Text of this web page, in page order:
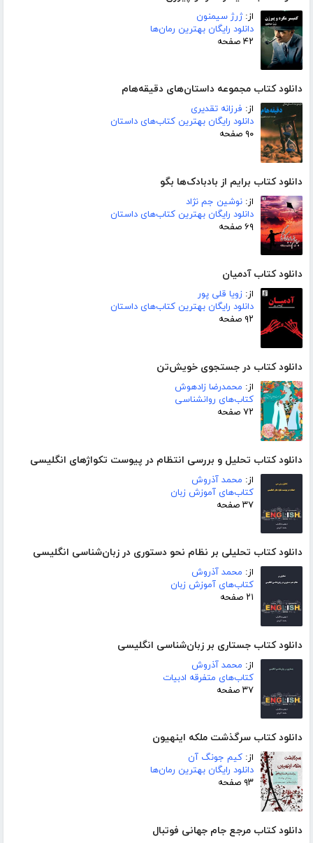
از:ژرژ سیمنون
دانلود رایگان بهترین رمان‌ها
۴۲ صفحه
دانلود کتاب مجموعه داستان‌های دقیقه‌هام
از: فرزانه تقدیری
دانلود رایگان بهترین کتاب‌های داستان
۹۰ صفحه
دانلود کتاب برایم از بادبادک‌ها بگو
از: نوشین جم نژاد
دانلود رایگان بهترین کتاب‌های داستان
۶۹ صفحه
دانلود کتاب آدمیان
از: زویا قلی پور
دانلود رایگان بهترین کتاب‌های داستان
۹۲ صفحه
دانلود کتاب در جستجوی خویش‌تن
از: محمدرضا زادهوش
کتاب‌های روانشناسی
۷۲ صفحه
دانلود کتاب تحلیل و بررسی انتظام در پیوست تکواژهای انگلیسی
از: محمد آذروش
کتاب‌های آموزش زبان
۳۷ صفحه
دانلود کتاب تحلیلی بر نظام نحو دستوری در زبان‌شناسی انگلیسی
از: محمد آذروش
کتاب‌های آموزش زبان
۲۱ صفحه
دانلود کتاب جستاری بر زبان‌شناسی انگلیسی
از: محمد آذروش
کتاب‌های متفرقه ادبیات
۳۷ صفحه
دانلود کتاب سرگذشت ملکه اینهیون
از: کیم جونگ آن
دانلود رایگان بهترین رمان‌ها
۹۳ صفحه
دانلود کتاب مرجع جام جهانی فوتبال